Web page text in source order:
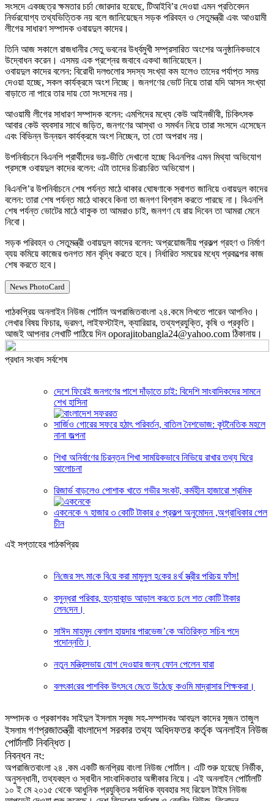
সংসদে একচ্ছত্র ক্ষমতার চর্চা জোরদার হয়েছে, টিআইবি’র দেওয়া এমন প্রতিবেদন
নির্ভরযোগ্য তথ্যভিত্তিক নয় বলে জানিয়েছেন সড়ক পরিবহন ও সেতুমন্ত্রী এবং আওয়ামী
লীগের সাধারণ সম্পাদক ওবায়দুল কাদের।
তিনি আজ সকালে রাজধানীর সেতু ভবনের উর্ধ্বমুখী সম্প্রসারিত অংশের অনুষ্ঠানিকভাবে
উদ্বোধন করেন। এসময় এক প্রশ্নের জবাবে একথা জানিয়েছেন।
ওবায়দুল কাদের বলেন: বিরোধী দলগুলোর সদস্য সংখ্যা কম হলেও তাদের পর্যাপ্ত সময়
দেওয়া হচ্ছে, সকল কার্যক্রমে অংশ নিচ্ছে। জনগণের ভোট নিয়ে তারা যদি আসন সংখ্যা
বাড়াতে না পারে তার দায় তো সংসদের নয়।
আওয়ামী লীগের সাধারণ সম্পাদক বলেন: এমপিদের মধ্যে কেউ আইনজীবী, চিকিৎসক
আবার কেউ ব্যবসার সাথে জড়িত, জনগণের আস্থা ও সমর্থন নিয়ে তারা সংসদে এসেছেন
এবং বিভিন্ন উন্নয়ন কার্যক্রমে অংশ নিচ্ছেন, তা তো অপরাধ নয়।
উপনির্বাচনে বিএনপি প্রার্থীদের ভয়-ভীতি দেখানো হচ্ছে বিএনপির এমন মিথ্যা অভিযোগ
প্রসঙ্গে ওবায়দুল কাদের বলেন: এটা তাদের চিরাচরিত অভিযোগ।
বিএনপি’র উপনির্বাচনে শেষ পর্যন্ত মাঠে থাকার ঘোষণাকে স্বাগত জানিয়ে ওবায়দুল কাদের
বলেন: তারা শেষ পর্যন্ত মাঠে থাকবে কিনা তা জনগণ বিশ্বাস করতে পারছে না। বিএনপি
শেষ পর্যন্ত ভোটের মাঠে থাকুক তা আমরাও চাই, জনগণ যে রায় দিবেন তা আমরা মেনে
নিবো।
সড়ক পরিবহন ও সেতুমন্ত্রী ওবায়দুল কাদের বলেন: অপ্রয়োজনীয় প্রকল্প গ্রহণ ও নির্মাণ
ব্যয় কমিয়ে কাজের গুনগত মান বৃদ্ধি করতে হবে। নির্ধারিত সময়ের মধ্যে প্রকল্পের কাজ
শেষ করতে হবে।
News PhotoCard
পাঠকপ্রিয় অনলাইন নিউজ পোর্টাল অপরাজিতবাংলা ২৪.কমে লিখতে পারেন আপনিও।
লেখার বিষয় ফিচার, ভ্রমণ, লাইফস্টাইল, ক্যারিয়ার, তথ্যপ্রযুক্তি, কৃষি ও প্রকৃতি।
আজই আপনার লেখাটি পাঠিয়ে দিন oporajitobangla24@yahoo.com ঠিকানায়।
প্রধান সংবাদ সর্বশেষ
দেশে ফিরেই জনগণের পাশে দাঁড়াতে চাই: বিদেশি সাংবাদিকদের সামনে
শেখ হাসিনা
সার্জিও গোরের সফরে হঠাৎ পরিবর্তন, বাতিল নৈশভোজ: কূটনৈতিক মহলে
নানা জল্পনা
শিখা অনির্বাণের চিরন্তন শিখা সাময়িকভাবে নিভিয়ে রাখার তথ্য ঘিরে
আলোচনা
রিজার্ভ বাড়লেও পোশাক খাতে গভীর সংকট, কর্মহীন হাজারো শ্রমিক
একনেকে ৭ হাজার ৩ কোটি টাকার ৫ প্রকল্প অনুমোদন ,অগ্রাধিকার পেল
চীন
এই সপ্তাহের পাঠকপ্রিয়
নি‌জের সৎ মা‌কে বি‌য়ে করা মামুনুল হ‌কের ৪র্থ স্ত্রীর প‌রিচয় ফাঁস!
বসুন্ধরা প‌রিবার, হত্যাকান্ড আড়াল কর‌তে চ‌লে শত কো‌টি টাকার
লেন‌দেন।
সাঈদ মাহমুদ বেলাল হায়দার পারভেজ’‌কে অতিরিক্ত সচিব পদে
পদোন্নতি।
নতুন মন্ত্রিসভায় যোগ দেওয়ার জন্য ফোন পেলেন যারা
বলৎকা‌রের পাশ‌বিক উৎস‌বে মে‌তে উঠে‌ছে কও‌মি মাদ্রাসার শিক্ষকরা।
সম্পাদক ও প্রকাশকঃ সাইদুল ইসলাম সবুজ সহ-সম্পাদকঃ আবদুল কাদের সুজন তাজুল
ইসলামগণপ্রজাতন্ত্রী বাংলাদেশ সরকার তথ্য অধিদফতর কর্তৃক অনলাইন নিউজ
পোর্টালটি নিবন্ধিত।
নিবন্ধন নং:
অপরাজিতবাংলা ২৪ .কম একটি জনপ্রিয় বাংলা নিউজ পোর্টাল। এটি শুরু হয়েছে নির্ভীক,
অনুসন্ধানী, তথ্যবহুল ও স্বাধীন সাংবাদিকতার অঙ্গীকার নিয়ে। এই অনলাইন পোর্টালটি
১০ ই মে ২০১৫ থেকে আধুনিক প্রযুক্তির সর্বাধিক ব্যবহার সহ রিয়েল টাইম নিউজ